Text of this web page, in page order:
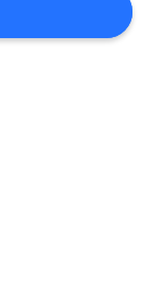
نقل قول